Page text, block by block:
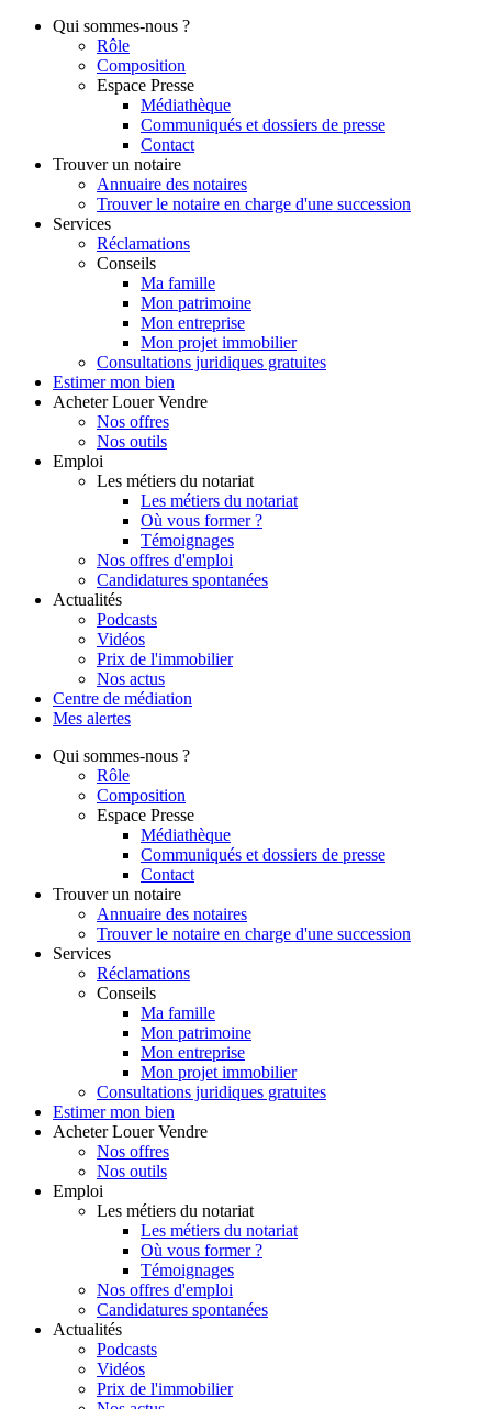
Qui sommes-nous ?
Rôle
Composition
Espace Presse
Médiathèque
Communiqués et dossiers de presse
Contact
Trouver un notaire
Annuaire des notaires
Trouver le notaire en charge d'une succession
Services
Réclamations
Conseils
Ma famille
Mon patrimoine
Mon entreprise
Mon projet immobilier
Consultations juridiques gratuites
Estimer mon bien
Acheter Louer Vendre
Nos offres
Nos outils
Emploi
Les métiers du notariat
Les métiers du notariat
Où vous former ?
Témoignages
Nos offres d'emploi
Candidatures spontanées
Actualités
Podcasts
Vidéos
Prix de l'immobilier
Nos actus
Centre de médiation
Mes alertes
Qui sommes-nous ?
Rôle
Composition
Espace Presse
Médiathèque
Communiqués et dossiers de presse
Contact
Trouver un notaire
Annuaire des notaires
Trouver le notaire en charge d'une succession
Services
Réclamations
Conseils
Ma famille
Mon patrimoine
Mon entreprise
Mon projet immobilier
Consultations juridiques gratuites
Estimer mon bien
Acheter Louer Vendre
Nos offres
Nos outils
Emploi
Les métiers du notariat
Les métiers du notariat
Où vous former ?
Témoignages
Nos offres d'emploi
Candidatures spontanées
Actualités
Podcasts
Vidéos
Prix de l'immobilier